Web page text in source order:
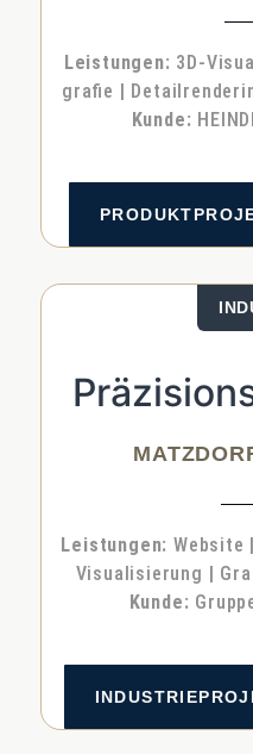
Leis­tun­gen: 3D-
gra­fie |
Kun­de:
Leis­tun­gen: Web­site
Visua­li­sie­rung |
Kun­de: